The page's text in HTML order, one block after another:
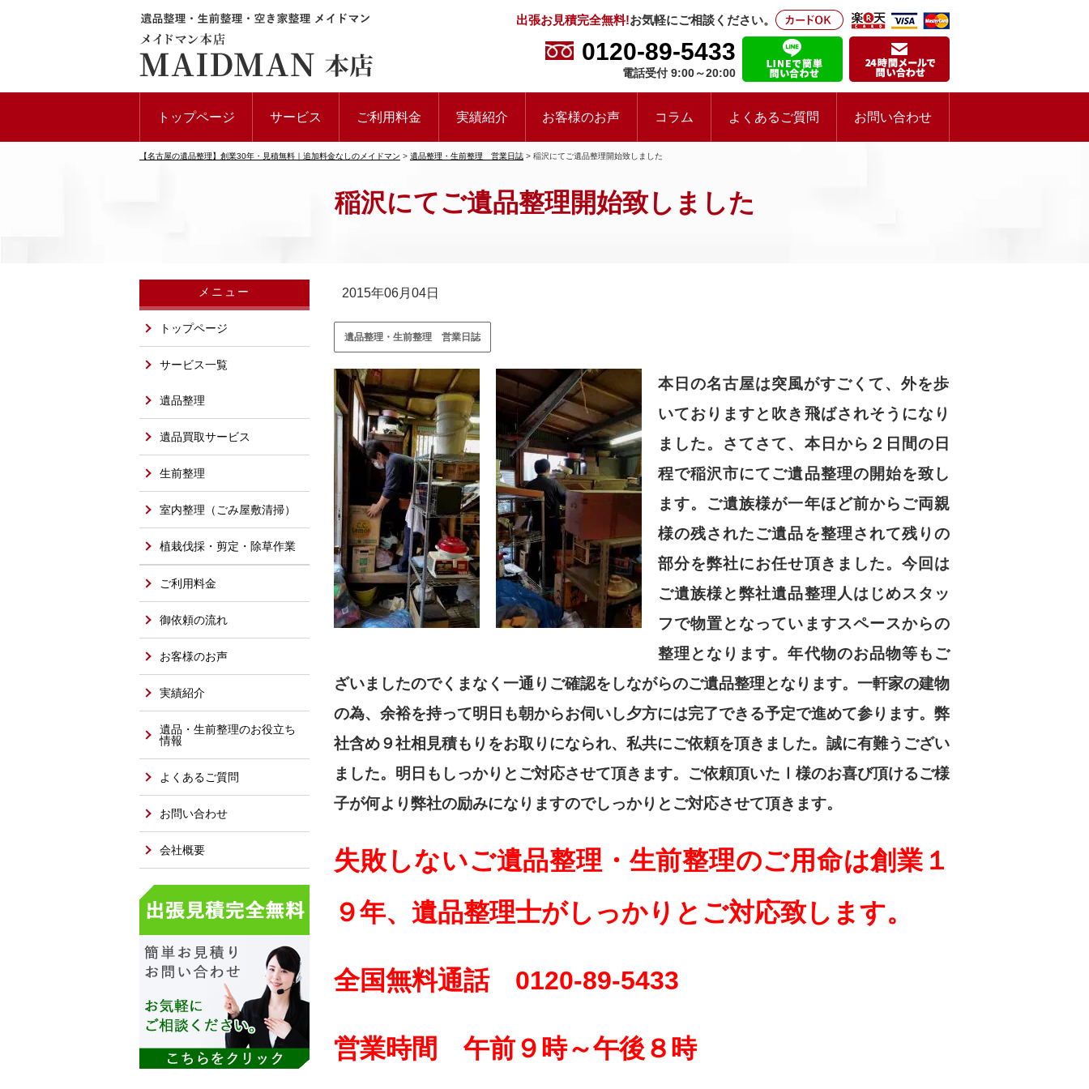
出張お見積完全無料!お気軽にご相談ください。
0120-89-5433
電話受付 9:00～20:00
トップページ サービス ご利用料金 実績紹介 お客様のお声 コラム よくあるご質問 お問い合わせ
【名古屋の遺品整理】創業30年・見積無料｜追加料金なしのメイドマン > 遺品整理・生前整理 営業日誌 > 稲沢にてご遺品整理開始致しました
稲沢にてご遺品整理開始致しました
2015年06月04日
遺品整理・生前整理 営業日誌
本日の名古屋は突風がすごくて、外を歩
いておりますと吹き飛ばされそうになり
ました。さてさて、本日から２日間の日
程で稲沢市にてご遺品整理の開始を致し
ます。ご遺族様が一年ほど前からご両親
様の残されたご遺品を整理されて残りの
部分を弊社にお任せ頂きました。今回は
ご遺族様と弊社遺品整理人はじめスタッ
フで物置となっていますスペースからの
整理となります。年代物のお品物等もご
ざいましたのでくまなく一通りご確認をしながらのご遺品整理となります。一軒家の建物
の為、余裕を持って明日も朝からお伺いし夕方には完了できる予定で進めて参ります。弊
社含め９社相見積もりをお取りになられ、私共にご依頼を頂きました。誠に有難うござい
ました。明日もしっかりとご対応させて頂きます。ご依頼頂いたⅠ様のお喜び頂けるご様
子が何より弊社の励みになりますのでしっかりとご対応させて頂きます。
失敗しないご遺品整理・生前整理のご用命は創業１
９年、遺品整理士がしっかりとご対応致します。
全国無料通話 0120-89-5433
営業時間 午前９時～午後８時
メニュー
トップページ
サービス一覧
遺品整理
遺品買取サービス
生前整理
室内整理（ごみ屋敷清掃）
植栽伐採・剪定・除草作業
ご利用料金
御依頼の流れ
お客様のお声
実績紹介
遺品・生前整理のお役立ち
情報
よくあるご質問
お問い合わせ
会社概要